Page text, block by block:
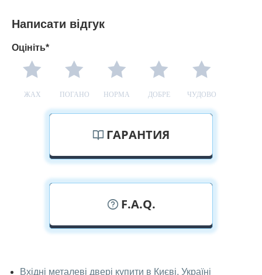
Написати відгук
Оцініть*
ЖАХ ПОГАНО НОРМА ДОБРЕ ЧУДОВО
ГАРАНТИЯ
F.A.Q.
наживо?
Вхідні металеві двері купити в Києві, Україні